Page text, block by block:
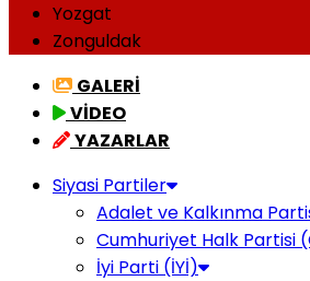
Yozgat
Zonguldak
GALERİ
VİDEO
YAZARLAR
Siyasi Partiler
Adalet ve Kalkınma
Cumhuriyet Halk Partisi
İyi Parti (İYİ)